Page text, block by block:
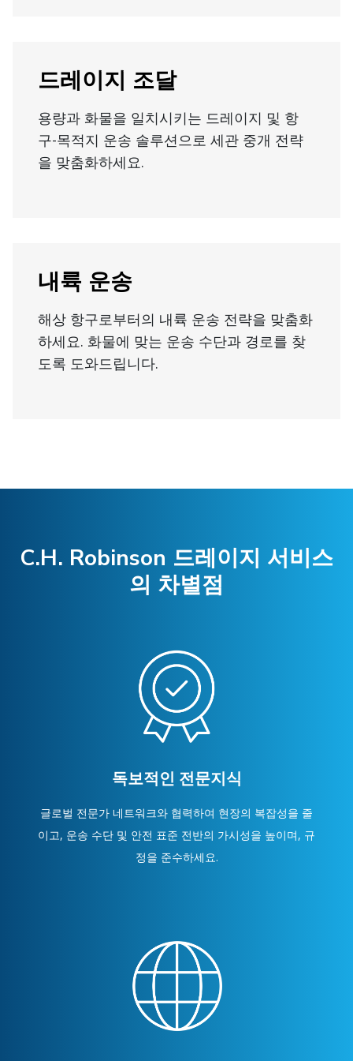
드레이지 조달
용량과 화물을 일치시키는 드레이지 및 항
구-목적지 운송 솔루션으로 세관 중개 전략
을 맞춤화하세요.
내륙 운송
해상 항구로부터의 내륙 운송 전략을 맞춤화
하세요. 화물에 맞는 운송 수단과 경로를 찾
도록 도와드립니다.
C.H. Robinson 드레이지 서비스
의 차별점
독보적인 전문지식
글로벌 전문가 네트워크와 협력하여 현장의 복잡성을 줄
이고, 운송 수단 및 안전 표준 전반의 가시성을 높이며, 규
정을 준수하세요.